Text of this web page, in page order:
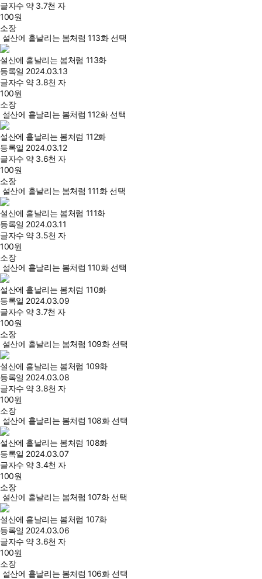
글자수 약 3.7천 자
100원
소장
설산에 흩날리는 봄처럼 113화 선택
설산에 흩날리는 봄처럼 113화
등록일 2024.03.13
글자수 약 3.8천 자
100원
소장
설산에 흩날리는 봄처럼 112화 선택
설산에 흩날리는 봄처럼 112화
등록일 2024.03.12
글자수 약 3.6천 자
100원
소장
설산에 흩날리는 봄처럼 111화 선택
설산에 흩날리는 봄처럼 111화
등록일 2024.03.11
글자수 약 3.5천 자
100원
소장
설산에 흩날리는 봄처럼 110화 선택
설산에 흩날리는 봄처럼 110화
등록일 2024.03.09
글자수 약 3.7천 자
100원
소장
설산에 흩날리는 봄처럼 109화 선택
설산에 흩날리는 봄처럼 109화
등록일 2024.03.08
글자수 약 3.8천 자
100원
소장
설산에 흩날리는 봄처럼 108화 선택
설산에 흩날리는 봄처럼 108화
등록일 2024.03.07
글자수 약 3.4천 자
100원
소장
설산에 흩날리는 봄처럼 107화 선택
설산에 흩날리는 봄처럼 107화
등록일 2024.03.06
글자수 약 3.6천 자
100원
소장
설산에 흩날리는 봄처럼 106화 선택